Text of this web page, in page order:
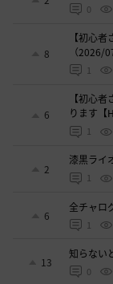
0
8
【初心
（2026/
1
6
【初心
ります【
1
2
漆黒ライ
1
6
全チャロ
1
13
知らない
0